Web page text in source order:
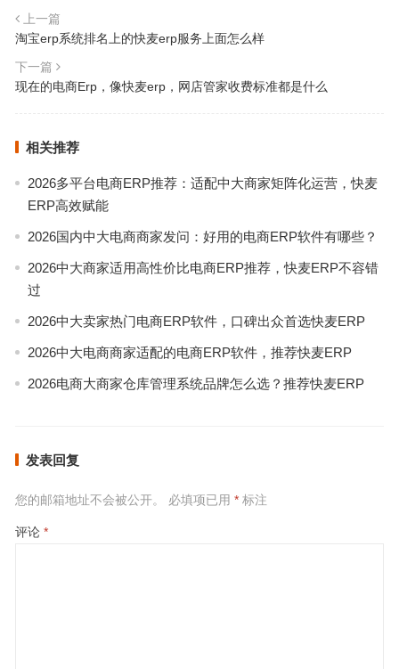
上一篇
淘宝erp系统排名上的快麦erp服务上面怎么样
下一篇
现在的电商Erp，像快麦erp，网店管家收费标准都是什么
相关推荐
2026多平台电商ERP推荐：适配中大商家矩阵化运营，快麦
ERP高效赋能
2026国内中大电商商家发问：好用的电商ERP软件有哪些？
2026中大商家适用高性价比电商ERP推荐，快麦ERP不容错
过
2026中大卖家热门电商ERP软件，口碑出众首选快麦ERP
2026中大电商商家适配的电商ERP软件，推荐快麦ERP
2026电商大商家仓库管理系统品牌怎么选？推荐快麦ERP
发表回复
您的邮箱地址不会被公开。 必填项已用 *标注
评论 *